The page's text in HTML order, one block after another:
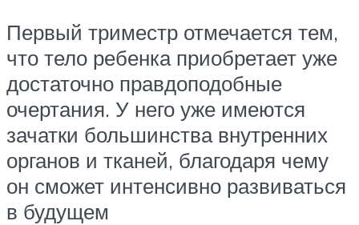
Первый триместр отмечается тем,
что тело ребенка приобретает уже
достаточно правдоподобные
очертания. У него уже имеются
зачатки большинства внутренних
органов и тканей, благодаря чему
он сможет интенсивно развиваться
в будущем